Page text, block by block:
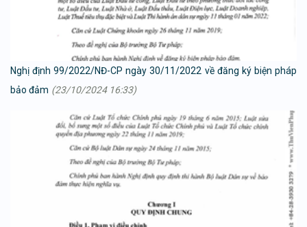
Nghị định 99/2022/NĐ-CP ngày 30/11/2022 về đăng ký biện pháp
bảo đảm (23/10/2024 16:33)